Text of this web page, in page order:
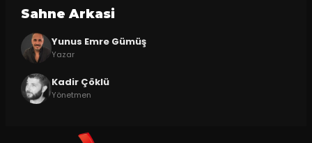
Sahne Arkasi
Yunus Emre Gümüş
Yazar
Kadir Çöklü
Yönetmen